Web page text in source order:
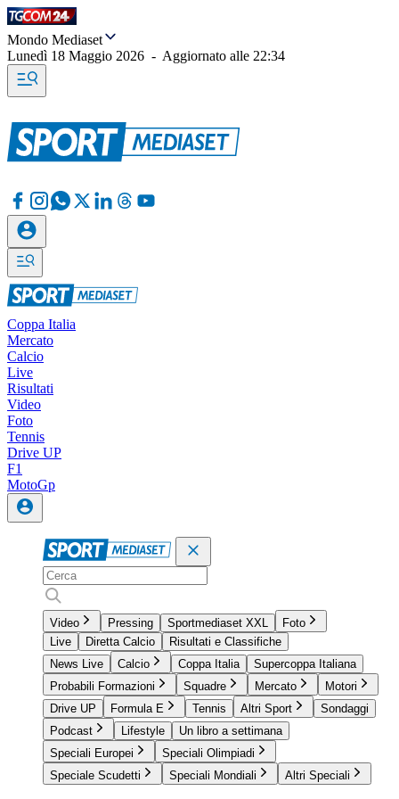
Mondo Mediaset
Lunedì 18 Maggio 2026 - Aggiornato alle 22:34
Coppa Italia
Mercato
Calcio
Live
Risultati
Video
Foto
Tennis
Drive UP
F1
MotoGp
Video Pressing Sportmediaset XXL
Foto
Live
Diretta Calcio
Risultati e Classifiche
News Live
Calcio Coppa Italia
Supercoppa Italiana
Probabili Formazioni
Squadre Mercato
Motori
Drive UP
Formula E Tennis Altri Sport
Sondaggi
Podcast
Lifestyle
Un libro a settimana
Speciali Europei
Speciali Olimpiadi
Speciale Scudetti
Speciali Mondiali Altri Speciali